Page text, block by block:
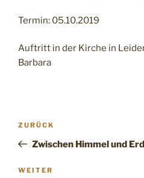
Termin: 05.10.2019
Auftritt in der Kirche in
Barbara
Beitragsnavigation
Vorheriger
Beitrag
ZURÜCK
Zwischen Himmel und
Nächster
WEITER